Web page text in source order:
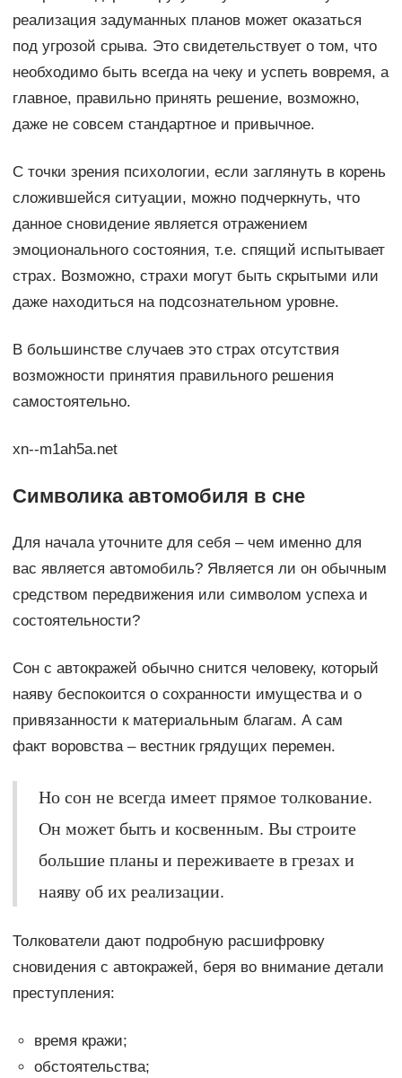
реализация задуманных планов может оказаться
под угрозой срыва. Это свидетельствует о том, что
необходимо быть всегда на чеку и успеть вовремя, а
главное, правильно принять решение, возможно,
даже не совсем стандартное и привычное.
С точки зрения психологии, если заглянуть в корень
сложившейся ситуации, можно подчеркнуть, что
данное сновидение является отражением
эмоционального состояния, т.е. спящий испытывает
страх. Возможно, страхи могут быть скрытыми или
даже находиться на подсознательном уровне.
В большинстве случаев это страх отсутствия
возможности принятия правильного решения
самостоятельно.
xn--m1ah5a.net
Символика автомобиля в сне
Для начала уточните для себя – чем именно для
вас является автомобиль? Является ли он обычным
средством передвижения или символом успеха и
состоятельности?
Сон с автокражей обычно снится человеку, который
наяву беспокоится о сохранности имущества и о
привязанности к материальным благам. А сам
факт воровства – вестник грядущих перемен.
Но сон не всегда имеет прямое толкование.
Он может быть и косвенным. Вы строите
большие планы и переживаете в грезах и
наяву об их реализации.
Толкователи дают подробную расшифровку
сновидения с автокражей, беря во внимание детали
преступления:
время кражи;
обстоятельства;